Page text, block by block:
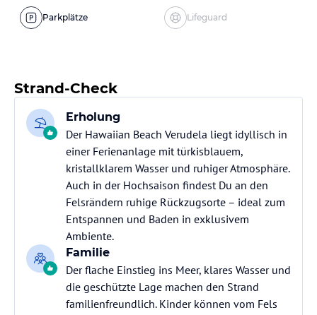
Parkplätze Lifeguard
Strand-Check
Erholung
Der Hawaiian Beach Verudela liegt idyllisch in
einer Ferienanlage mit türkisblauem,
kristallklarem Wasser und ruhiger Atmosphäre.
Auch in der Hochsaison findest Du an den
Felsrändern ruhige Rückzugsorte – ideal zum
Entspannen und Baden in exklusivem
Ambiente.
Familie
Der flache Einstieg ins Meer, klares Wasser und
die geschützte Lage machen den Strand
familienfreundlich. Kinder können vom Fels